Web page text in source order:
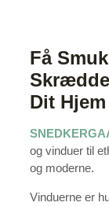
Få
Dit Hjem
og vinduer til
og moderne.
Vinduerne er